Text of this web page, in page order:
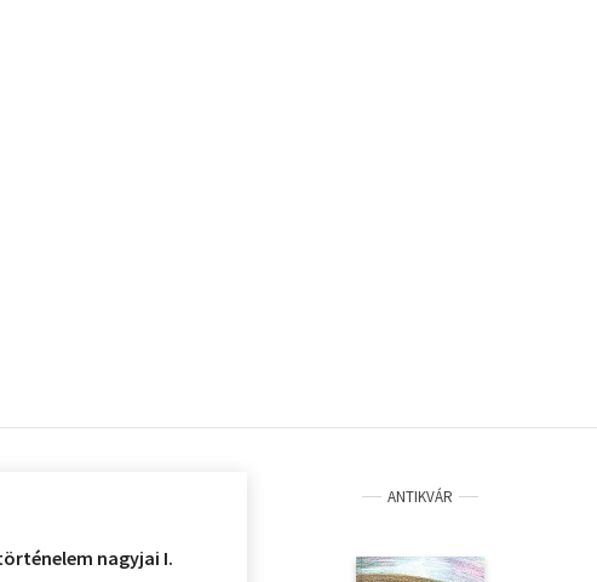
nagyjai I.
ANTIKVÁR